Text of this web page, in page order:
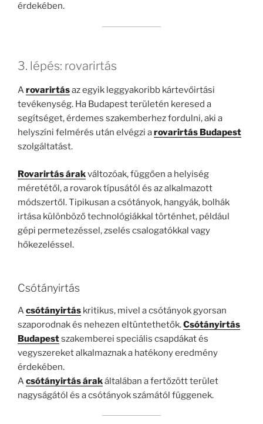
érdekében.
3. lépés: rovarirtás
Arovarirtásaz egyik leggyakoribb kártevőirtási
tevékenység. Ha Budapest területén keresed a
segítséget, érdemes szakemberhez fordulni, aki a
helyszíni felmérés után elvégzi arovarirtás Budapest
szolgáltatást.
Rovarirtás árakváltozóak, függően a helyiség
méretétől, a rovarok típusától és az alkalmazott
módszertől. Tipikusan a csótányok, hangyák, bolhák
irtása különböző technológiákkal történhet, például
gépi permetezéssel, zselés csalogatókkal vagy
hőkezeléssel.
Csótányirtás
Acsótányirtás kritikus, mivel a csótányok gyorsan
szaporodnak és nehezen eltüntethetők.Csótányirtás
Budapestszakemberei speciális csapdákat és
vegyszereket alkalmaznak a hatékony eredmény
érdekében.
Acsótányirtás árakáltalában a fertőzött terület
nagyságától és a csótányok számától függenek.